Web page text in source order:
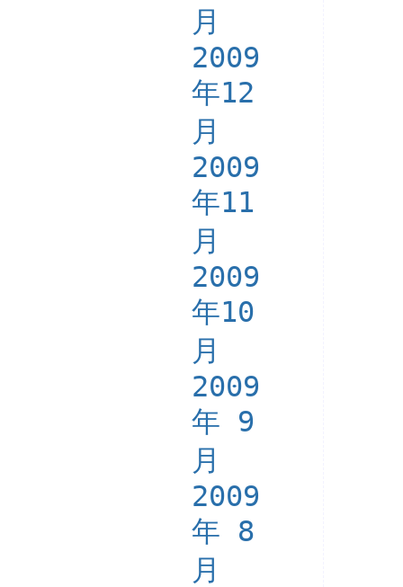
月
2009
年12
月
2009
年11
月
2009
年10
月
2009
年 9
月
2009
年 8
月